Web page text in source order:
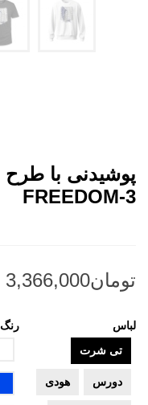
FREEDOM-3
لباس
تی شرت
دورس هودی
رنگ